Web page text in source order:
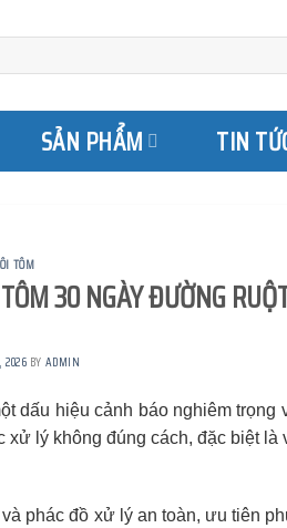
SẢN PHẨM TIN
TÔM
30 NGÀY ĐƯỜNG
2026 BY ADMIN
dấu hiệu cảnh báo nghiêm trọng
lý không đúng cách, đặc biệt là
phác đồ xử lý an toàn, ưu tiên